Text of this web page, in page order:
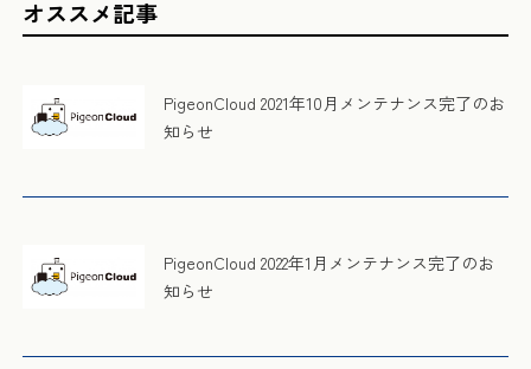
オススメ記事
PigeonCloud 2021年10月メンテナンス完了のお
知らせ
PigeonCloud 2022年1月メンテナンス完了のお
知らせ